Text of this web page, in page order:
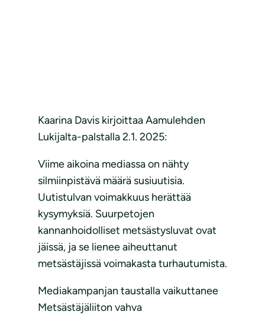
Kaarina Davis kirjoittaa Aamulehden
Lukijalta-palstalla 2.1. 2025:
Viime aikoina mediassa on nähty
silmiinpistävä määrä susiuutisia.
Uutistulvan voimakkuus herättää
kysymyksiä. Suurpetojen
kannanhoidolliset metsästysluvat ovat
jäissä, ja se lienee aiheuttanut
metsästäjissä voimakasta turhautumista.
Mediakampanjan taustalla vaikuttanee
Metsästäjäliiton vahva